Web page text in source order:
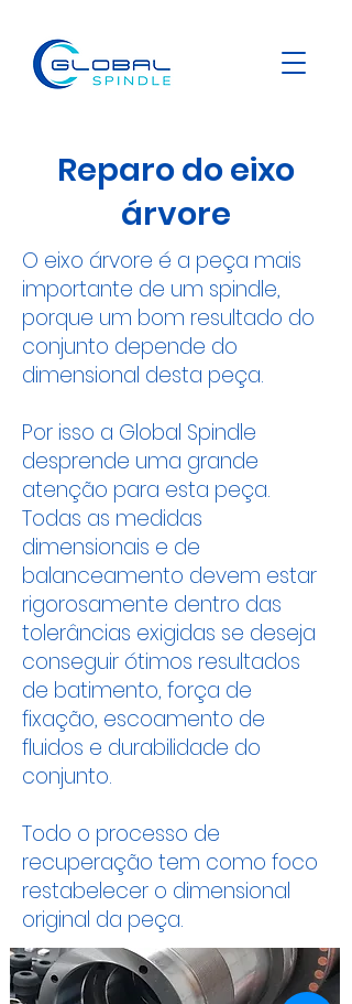
Reparo do eixo
árvore
O eixo árvore é a peça mais
importante de um spindle,
porque um bom resultado do
conjunto depende do
dimensional desta peça.
Por isso a Global Spindle
desprende uma grande
atenção para esta peça.
Todas as medidas
dimensionais e de
balanceamento devem estar
rigorosamente dentro das
tolerâncias exigidas se deseja
conseguir ótimos resultados
de batimento, força de
fixação, escoamento de
fluidos e durabilidade do
conjunto.
Todo o processo de
recuperação tem como foco
restabelecer o dimensional
original da peça.